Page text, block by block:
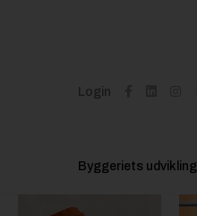
Login
Byggeriets udvikling